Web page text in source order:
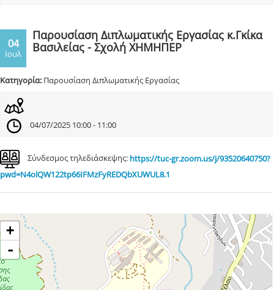
04
Ιουλ
Παρουσίαση Διπλωματικής Εργασίας κ.Γκίκα
Βασιλείας - Σχολή ΧΗΜΗΠΕΡ
Κατηγορία: Παρουσίαση Διπλωματικής Εργασίας
04/07/2025 10:00 - 11:00
Σύνδεσμος τηλεδιάσκεψης: https://tuc-gr.zoom.us/j/93520640750?
pwd=N4olQW122tp66IFMzFyREDQbXUWUL8.1
+
-